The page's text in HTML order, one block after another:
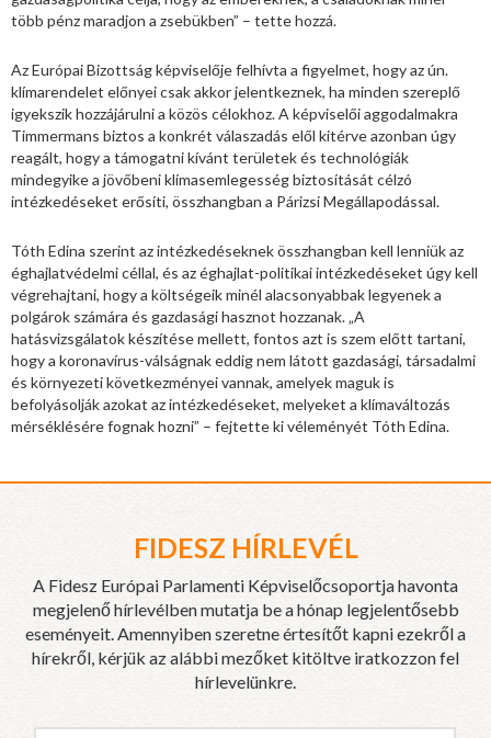
több pénz maradjon a zsebükben” – tette hozzá.
Az Európai Bizottság képviselője felhívta a figyelmet, hogy az ún.
klímarendelet előnyei csak akkor jelentkeznek, ha minden szereplő
igyekszik hozzájárulni a közös célokhoz. A képviselői aggodalmakra
Timmermans biztos a konkrét válaszadás elől kitérve azonban úgy
reagált, hogy a támogatni kívánt területek és technológiák
mindegyike a jövőbeni klímasemlegesség biztosítását célzó
intézkedéseket erősíti, összhangban a Párizsi Megállapodással.
Tóth Edina szerint az intézkedéseknek összhangban kell lenniük az
éghajlatvédelmi céllal, és az éghajlat-politikai intézkedéseket úgy kell
végrehajtani, hogy a költségeik minél alacsonyabbak legyenek a
polgárok számára és gazdasági hasznot hozzanak. „A
hatásvizsgálatok készítése mellett, fontos azt is szem előtt tartani,
hogy a koronavírus-válságnak eddig nem látott gazdasági, társadalmi
és környezeti következményei vannak, amelyek maguk is
befolyásolják azokat az intézkedéseket, melyeket a klímaváltozás
mérséklésére fognak hozni” – fejtette ki véleményét Tóth Edina.
FIDESZ HÍRLEVÉL
A Fidesz Európai Parlamenti Képviselőcsoportja havonta
megjelenő hírlevélben mutatja be a hónap legjelentősebb
eseményeit. Amennyiben szeretne értesítőt kapni ezekről a
hírekről, kérjük az alábbi mezőket kitöltve iratkozzon fel
hírlevelünkre.